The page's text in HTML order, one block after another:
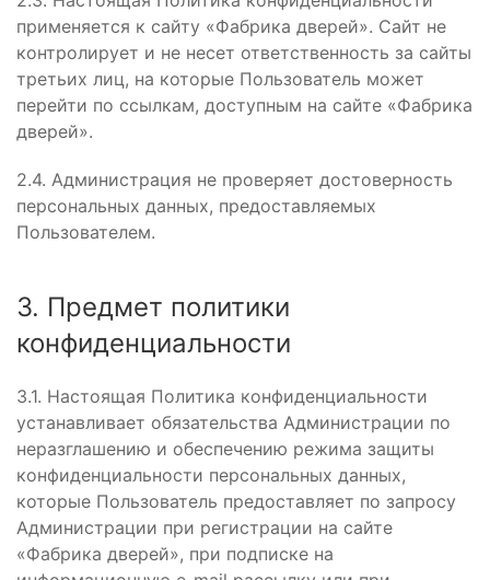
применяется к сайту «Фабрика дверей». Сайт не
контролирует и не несет ответственность за сайты
третьих лиц, на которые Пользователь может
перейти по ссылкам, доступным на сайте «Фабрика
дверей».
2.4. Администрация не проверяет достоверность
персональных данных, предоставляемых
Пользователем.
3. Предмет политики
конфиденциальности
3.1. Настоящая Политика конфиденциальности
устанавливает обязательства Администрации по
неразглашению и обеспечению режима защиты
конфиденциальности персональных данных,
которые Пользователь предоставляет по запросу
Администрации при регистрации на сайте
«Фабрика дверей», при подписке на